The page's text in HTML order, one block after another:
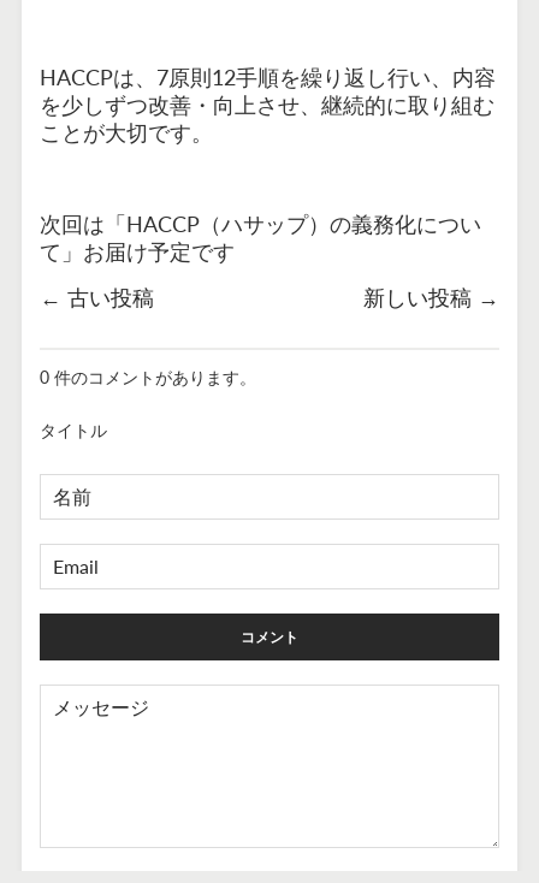
HACCPは、7原則12手順を繰り返し行い、内容
を少しずつ改善・向上させ、継続的に取り組む
ことが大切です。
次回は「HACCP（ハサップ）の義務化につい
て」お届け予定です
← 古い投稿 新しい投稿 →
0 件のコメントがあります。
タイトル
前
ッ